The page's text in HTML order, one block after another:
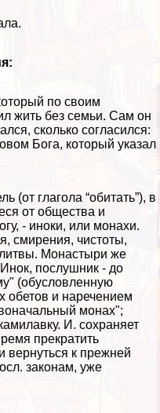
по своим
жить без семьи. Сам он
сколько согласился:
Бога, который указал
(от глагола “обитать”), в
от общества и
- иноки, или монахи.
смирения, чистоты,
Монастыри же
послушник - до
(обусловленную
обетов и наречением
монах";
И. сохраняет
прекратить
вернуться к прежней
законам, уже